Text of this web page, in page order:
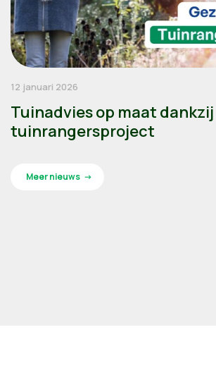
12 januari 2026
Tuinadvies op maat
tuinrangersproject
Meer nieuws